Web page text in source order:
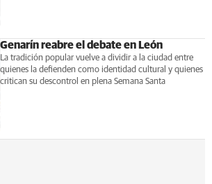
Genarín reabre el debate en León
La tradición popular vuelve a dividir a la ciudad entre
quienes la defienden como identidad cultural y quienes
critican su descontrol en plena Semana Santa